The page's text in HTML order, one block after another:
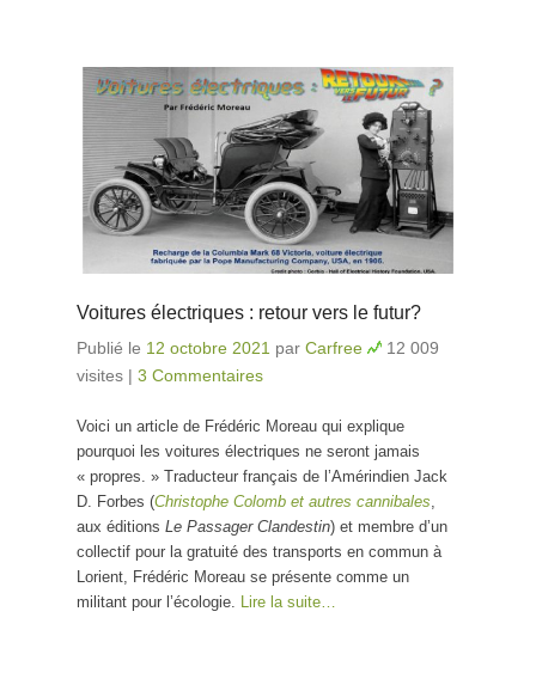
Voitures électriques : retour vers le futur?
Publié le 12 octobre 2021 par Carfree
12 009
visites | 3 Commentaires
Voici un article de Frédéric Moreau qui explique
pourquoi les voitures électriques ne seront jamais
« propres. » Traducteur français de l’Amérindien Jack
D. Forbes (Christophe Colomb et autres cannibales
aux éditions Le Passager Clandestin) et membre d’un
collectif pour la gratuité des transports en commun à
Lorient, Frédéric Moreau se présente comme un
militant pour l’écologie. Lire la suite…